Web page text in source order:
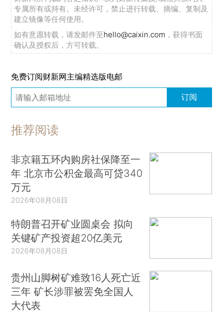
专属所有或持有。未经许可，禁止进行转载、摘编、复制及
建立镜像等任何使用。
如有意愿转载，请发邮件至hello@caixin.com ，获得书面
确认及授权后，方可转载。
免费订阅财新网主编精选版电邮
订阅
推荐阅读
非京籍五环内购房社保降至一
年 北京市公积金最高可贷340
万元
2026年08月08日
特朗普召开矿业圆桌会 拟向
关键矿产投资超20亿美元
2026年08月08日
贵州山脚树矿难致16人死亡近
三年 矿长涉罪被罢免全国人
大代表